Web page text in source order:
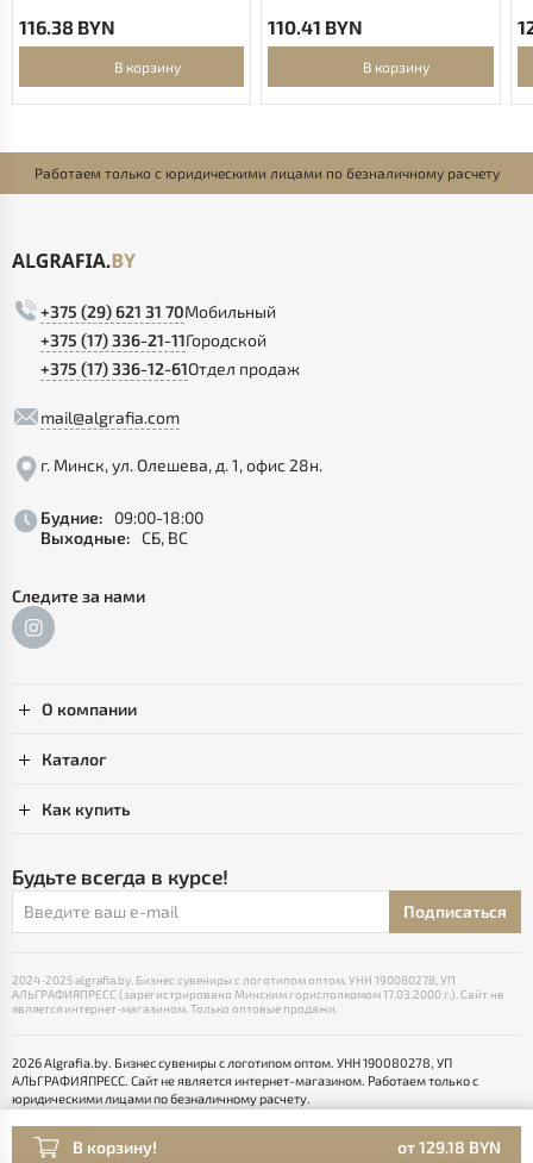
В корзину! от 129.18 BYN
116.38 BYN
В корзину
110.41 BYN
В корзину
Работаем только с юридическими лицами по безналичному расчету
+375 (29) 621 31 70Мобильный
+375 (17) 336-21-11Городской
+375 (17) 336-12-61Отдел продаж
mail@algrafia.com
г. Минск, ул. Олешева, д. 1, офис 28н.
Будние:
09:00-18:00
Выходные: СБ, ВС
Следите за нами
О компании
Каталог
Как купить
Будьте всегда в курсе!
Подписаться
2024-2025 algrafia.by. Бизнес сувениры с логотипом оптом. УНН 190080278, УП
АЛЬГРАФИЯПРЕСС (зарегистрировано Минским горисполкомом 17.03.2000 г.). Сайт не
является интернет-магазином. Только оптовые продажи.
2026 Algrafia.by. Бизнес сувениры с логотипом оптом. УНН 190080278, УП
АЛЬГРАФИЯПРЕСС. Сайт не является интернет-магазином. Работаем только с
юридическими лицами по безналичному расчету.